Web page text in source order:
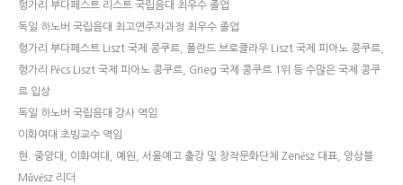
헝가리 부다페스트 리스트 국립음대 최우수 졸업
독일 하노버 국립음대 최고연주자과정 최우수 졸업
헝가리 부다페스트 Liszt 국제 콩쿠르, 폴란드 브로클라우 Liszt 국제 피아노 콩쿠르,
헝가리 Pécs Liszt 국제 피아노 콩쿠르, Grieg 국제 콩쿠르 1위 등 수많은 국제 콩쿠
르 입상
독일 하노버 국립음대 강사 역임
이화여대 초빙교수 역임
현. 중앙대, 이화여대, 예원, 서울예고 출강 및 창작문화단체 Zenész 대표, 앙상블
Művész 리더